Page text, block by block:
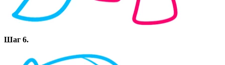
Шаг 6.